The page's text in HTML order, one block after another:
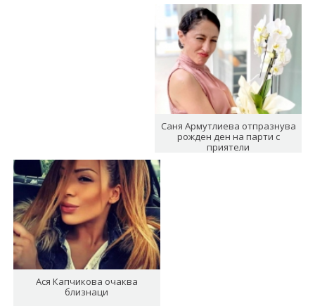
Саня Армутлиева отпразнува
рожден ден на парти с
приятели
Ася Капчикова очаква
близнаци